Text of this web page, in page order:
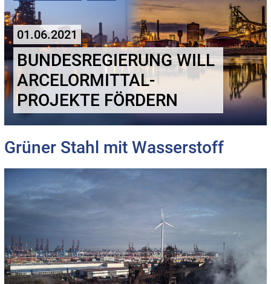
01.06.2021
BUNDESREGIERUNG WILL
ARCELORMITTAL-
PROJEKTE FÖRDERN
Grüner Stahl mit Wasserstoff